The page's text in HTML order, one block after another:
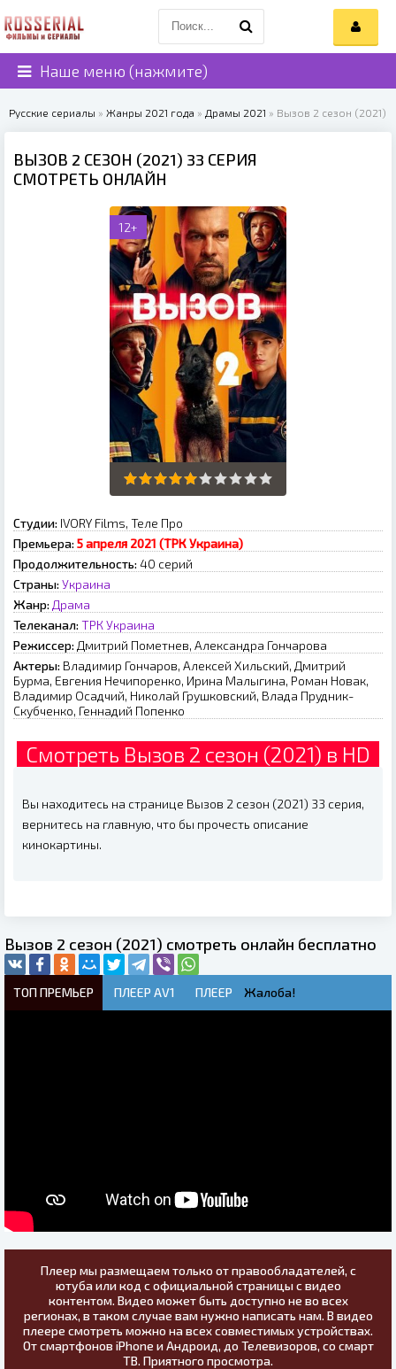
Наше меню (нажмите)
Русские сериалы » Жанры 2021 года » Драмы 2021 » Вызов 2 сезон (2021)
ВЫЗОВ 2 СЕЗОН (2021) 33 СЕРИЯ
СМОТРЕТЬ ОНЛАЙН
12+
Студии: IVORY Films, Теле Про
Премьера: 5 апреля 2021 (ТРК Украина)
Продолжительность: 40 серий
Страны: Украина
Жанр: Драма
Телеканал: ТРК Украина
Режиссер: Дмитрий Пометнев, Александра Гончарова
Актеры: Владимир Гончаров, Алексей Хильский, Дмитрий
Бурма, Евгения Нечипоренко, Ирина Малыгина, Роман Новак,
Владимир Осадчий, Николай Грушковский, Влада Прудник-
Скубченко, Геннадий Попенко
Смотреть Вызов 2 сезон (2021) в HD
Вы находитесь на странице Вызов 2 сезон (2021) 33 серия,
вернитесь на главную, что бы прочесть описание
кинокартины.
Вызов 2 сезон (2021) смотреть онлайн бесплатно
ТОП ПРЕМЬЕР ПЛЕЕР AV1 ПЛЕЕР Жалоба!
Плеер мы размещаем только от правообладателей, с
ютуба или код с официальной страницы с видео
контентом. Видео может быть доступно не во всех
регионах, в таком случае вам нужно написать нам. В видео
плеере смотреть можно на всех совместимых устройствах.
От смартфонов iPhone и Андроид, до Телевизоров, со смарт
ТВ. Приятного просмотра.